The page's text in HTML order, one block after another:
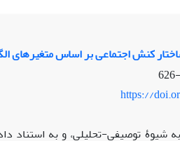
کنش اجتماعی بر اساس متغیرهای
https://
توصیفی-تحلیلی، و به استناد